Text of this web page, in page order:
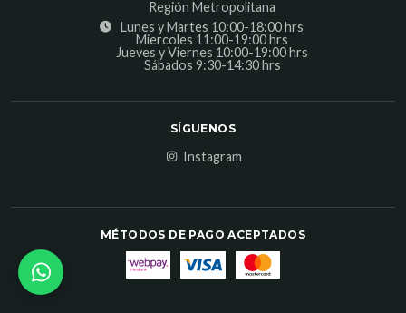
Región Metropolitana
Lunes y Martes 10:00-18:00 hrs
Miercoles 11:00-19:00 hrs
Jueves y Viernes 10:00-19:00 hrs
Sábados 9:30-14:30 hrs
SÍGUENOS
Instagram
MÉTODOS DE PAGO ACEPTADOS